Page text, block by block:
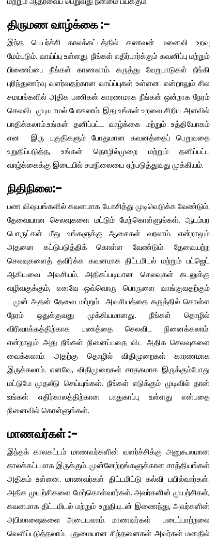
திருமண வாழ்க்கை :-
இந்த பெயர்ச்சி காலக்கட்டத்தில் கணவன் மனைவி உறவு
மேம்படும். வாய்ப்பு உள்ளது. நீங்கள் எதிர்பார்க்கும் கவனிப்பு மற்றும்
பிணைப்பை நீங்கள் காணலாம். கருத்து வேறுபாடுகள் நீங்கி
புரிந்துணர்வு வளர்வதற்கான வாய்ப்புகள் உள்ளன. என்றாலும் சில
சமயங்களில் அதிக பணிகள் காரணமாக நீங்கள் ஒன்றாக நேரம்
செலவிட முடியாமல் போகலாம். இது உங்கள் உறவை சிறிய அளவில்
பாதிக்கலாம்.உங்கள் தனிப்பட்ட வாழ்க்கை மற்றும் உத்தியோகம்
என இரு பகுதிகளும் போதுமான கவனத்தைப் பெறுவதை
உறுதிப்படுத்த, உங்கள் தொழில்முறை மற்றும் தனிப்பட்ட
வாழ்க்கைக்கு இடையில் சமநிலையை ஏற்படுத்துவது முக்கியம்.
நிதிநிலை:-
பண விஷயங்களில் கவனமாக யோசித்து முடிவெடுக்க வேண்டும்.
தேவையான செலவுகளை மட்டும் மேற்கொள்ளுங்கள். ஆடம்பர
பொருட்கள் மீது உங்களுக்கு ஆசைகள் வரலாம். என்றாலும்
அதனை கட்டுபடுத்திக் கொள்ள வேண்டும். தேவையற்ற
செலவுகளைத் தவிர்க்க கவனமாக திட்டமிடல் மற்றும் பட்ஜெட்
ஆகியவை அவசியம். அதிகப்படியான செலவுகள் கடனுக்கு
வழிவகுக்கும், எனவே ஒவ்வொரு பொருளை வாங்குவதற்கும்
முன் அதன் தேவை மற்றும் அவசியத்தை கருத்தில் கொள்ள
நேரம் ஒதுக்குவது முக்கியமானது. நீங்கள் தொழில்
விரிவாக்கத்திற்காக பணத்தை செலவிட நினைக்கலாம்.
என்றாலும் அது நீங்கள் நினைப்பதை விட அதிக செலவுகளை
வைக்கலாம். அதற்கு தொழில் விதிமுறைகள் காரணமாக
இருக்கலாம். எனவே, விதிமுறைகள் சாதகமாக இருக்கும்போது
மட்டுமே முதலீடு செய்யுங்கள். நீங்கள் எடுக்கும் முடிவில் தான்
உங்கள் எதிர்காலத்திற்கான பாதுகாப்பு உள்ளது என்பதை
நினைவில் கொள்ளுங்கள்.
மாணவர்கள் :-
இந்தக் காலகட்டம் மாணவர்களின் வளர்ச்சிக்கு அனுகூலமான
காலக்கட்டமாக இருக்கும். முன்னேற்றங்களுக்கான சாத்தியங்கள்
அதிகம் உள்ளன. மாணவர்கள் திட்டமிட்டு கல்வி பயில்வார்கள்.
அதிக முயற்சிகளை மேற்கொள்வார்கள். அவர்களின் முயற்சிகள்,
கவனமாக திட்டமிடல் மற்றும் உறுதியுடன் இணைந்து, அவர்களின்
அபிலாஷைகளை அடையலாம். மாணவர்கள் படைப்பாற்றலை
வெளிப்படுத்தலாம். புதுமையான சிந்தனைகள் அவர்கள் மனதில்